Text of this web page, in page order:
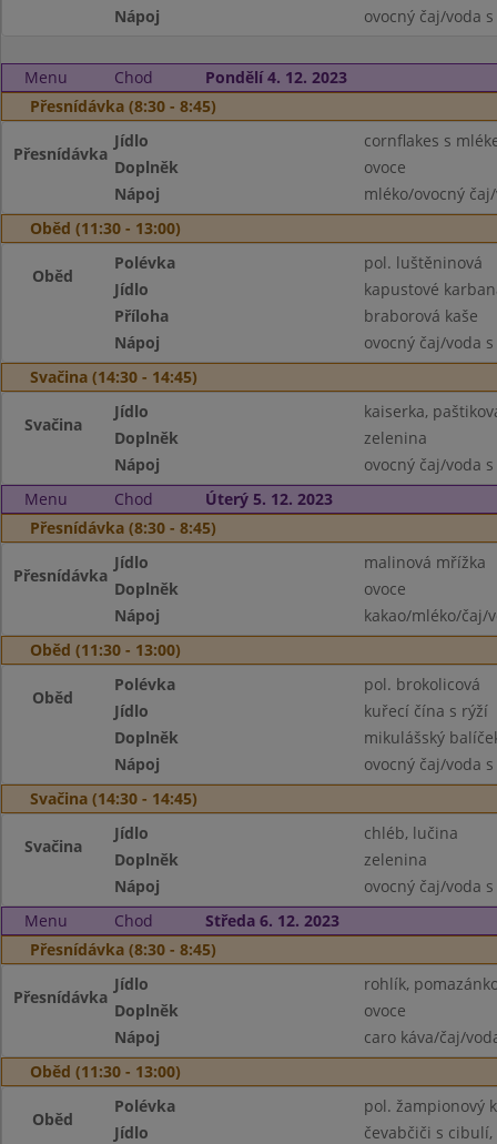
Nápoj
ovocný čaj/voda
Menu Chod
Pondělí 4. 12. 2023
Přesnídávka (8:30 - 8:45)
Přesnídávka
Jídlo
cornflakes s
Doplněk
ovoce
Nápoj
mléko/ovocný
Oběd (11:30 - 13:00)
Oběd
Polévka
pol. luštěninová
Jídlo
kapustové
Příloha
braborová kaše
Nápoj
ovocný čaj/voda
Svačina (14:30 - 14:45)
Svačina
Jídlo
kaiserka,
Doplněk
zelenina
Nápoj
ovocný čaj/voda
Menu
Chod
Úterý 5. 12. 2023
Přesnídávka (8:30 - 8:45)
Přesnídávka
Jídlo
malinová mřížka
Doplněk
ovoce
Nápoj
kakao/mléko/čaj/
Oběd (11:30 - 13:00)
Oběd
Polévka
pol. brokolicová
Jídlo
kuřecí čína s rýží
Doplněk
mikulášský
Nápoj
ovocný čaj/voda
Svačina (14:30 - 14:45)
Svačina
Jídlo
chléb, lučina
Doplněk
zelenina
Nápoj
ovocný čaj/voda
Menu
Chod
Středa 6. 12. 2023
Přesnídávka (8:30 - 8:45)
Přesnídávka
Jídlo
rohlík,
Doplněk
ovoce
Nápoj
caro káva/čaj/
Oběd (11:30 - 13:00)
Oběd
Polévka
pol. žampionový
Jídlo
čevabčiči s